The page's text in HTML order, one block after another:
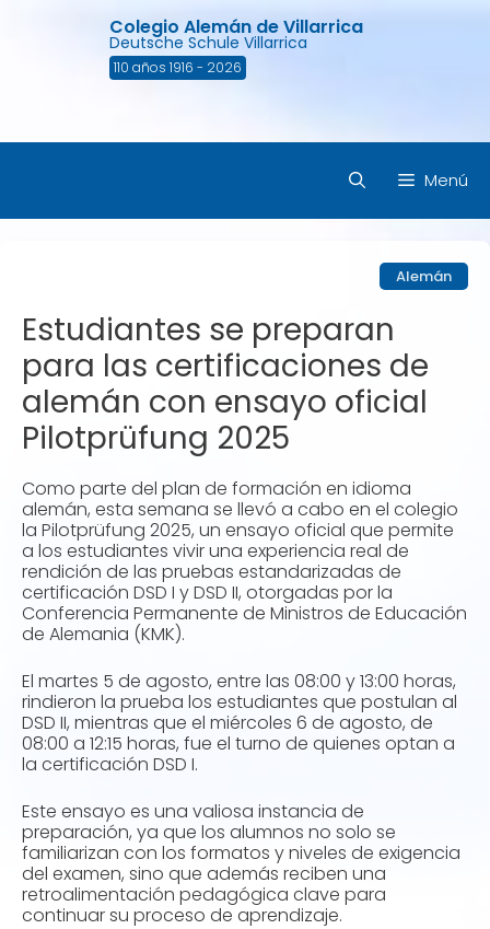
Colegio Alemán de Villarrica
Deutsche Schule Villarrica
110 años 1916 - 2026
Menú
Alemán
Estudiantes se preparan
para las certificaciones de
alemán con ensayo oficial
Pilotprüfung 2025
Como parte del plan de formación en idioma
alemán, esta semana se llevó a cabo en el colegio
la Pilotprüfung 2025, un ensayo oficial que permite
a los estudiantes vivir una experiencia real de
rendición de las pruebas estandarizadas de
certificación DSD I y DSD II, otorgadas por la
Conferencia Permanente de Ministros de Educación
de Alemania (KMK).
El martes 5 de agosto, entre las 08:00 y 13:00 horas,
rindieron la prueba los estudiantes que postulan al
DSD II, mientras que el miércoles 6 de agosto, de
08:00 a 12:15 horas, fue el turno de quienes optan a
la certificación DSD I.
Este ensayo es una valiosa instancia de
preparación, ya que los alumnos no solo se
familiarizan con los formatos y niveles de exigencia
del examen, sino que además reciben una
retroalimentación pedagógica clave para
continuar su proceso de aprendizaje.